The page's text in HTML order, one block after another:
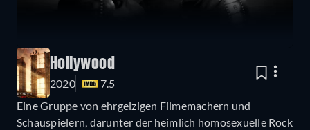
Hollywood
2020
7.5
Eine Gruppe von ehrgeizigen Filmemachern und
Schauspielern, darunter der heimlich homosexuelle Rock